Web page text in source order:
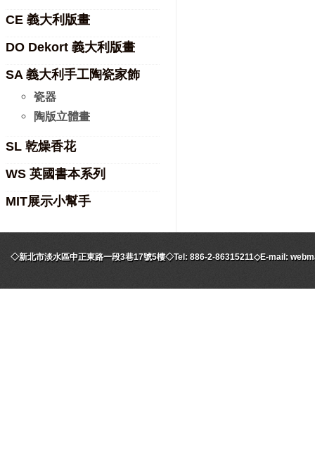
CE 義大利版畫
DO Dekort 義大利版畫
SA 義大利手工陶瓷家飾
瓷器
陶版立體畫
SL 乾燥香花
WS 英國書本系列
MIT展示小幫手
◇新北市淡水區中正東路一段3巷17號5樓◇Tel: 886-2-86315211◇E-mail: